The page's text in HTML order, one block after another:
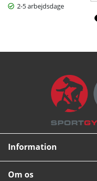
2-5 arbejdsdage
Information
Om os